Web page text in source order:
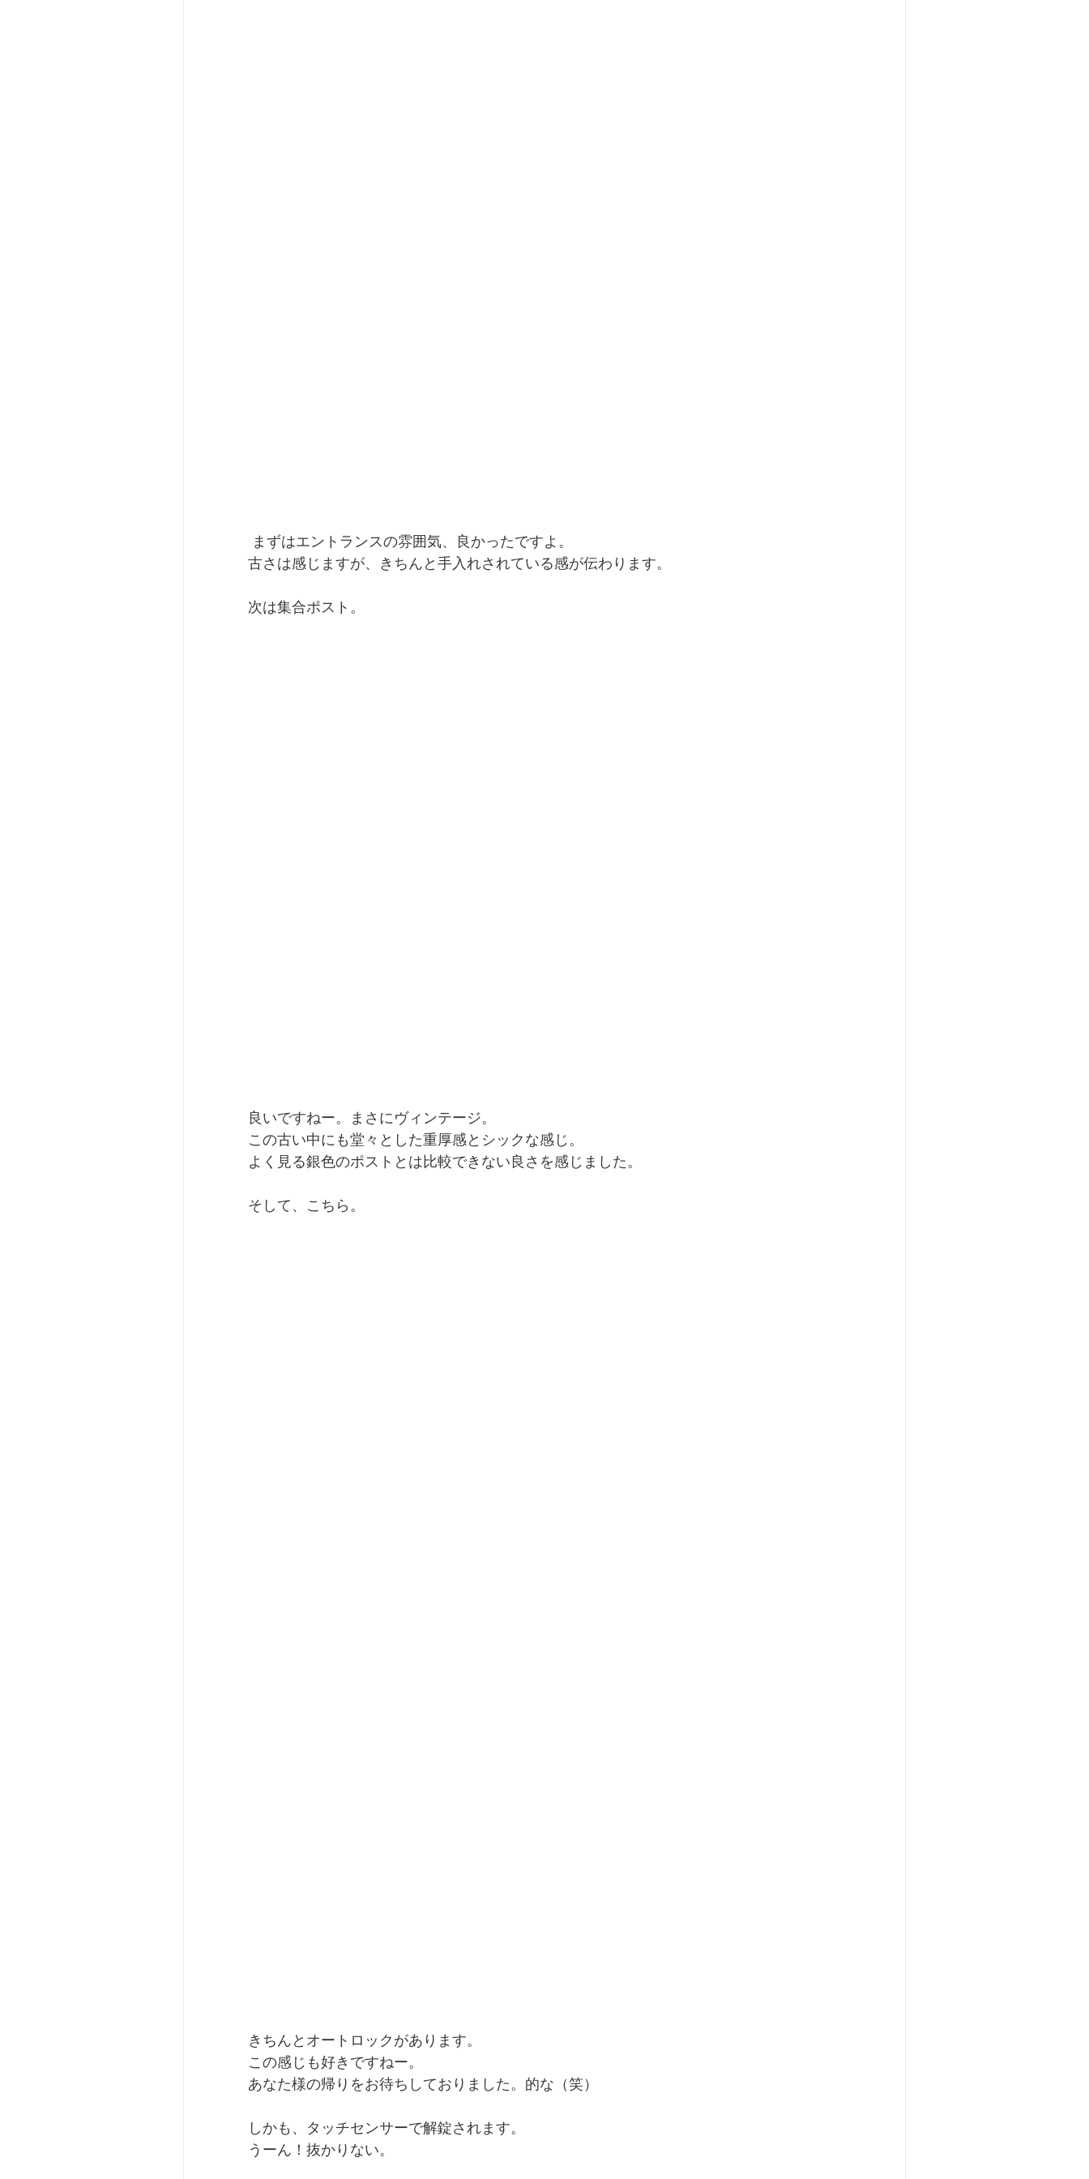
まずはエントランスの雰囲気、良かったですよ。
古さは感じますが、きちんと手入れされている感が伝わります。
次は集合ポスト。
良いですねー。まさにヴィンテージ。
この古い中にも堂々とした重厚感とシックな感じ。
よく見る銀色のポストとは比較できない良さを感じました。
そして、こちら。
きちんとオートロックがあります。
この感じも好きですねー。
あなた様の帰りをお待ちしておりました。的な（笑）
しかも、タッチセンサーで解錠されます。
うーん！抜かりない。